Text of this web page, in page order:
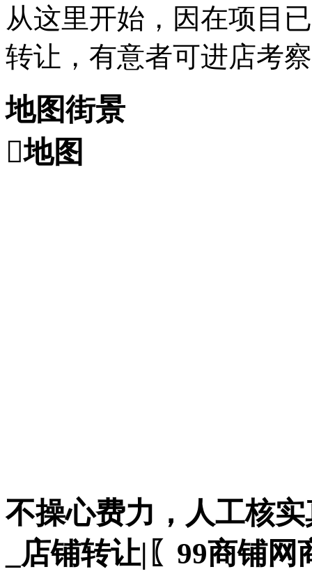
从这里开始，因在项目
转让，有意者可进店考
地图街景
地图
不操心费力，人工核
_店铺转让|〖99商铺